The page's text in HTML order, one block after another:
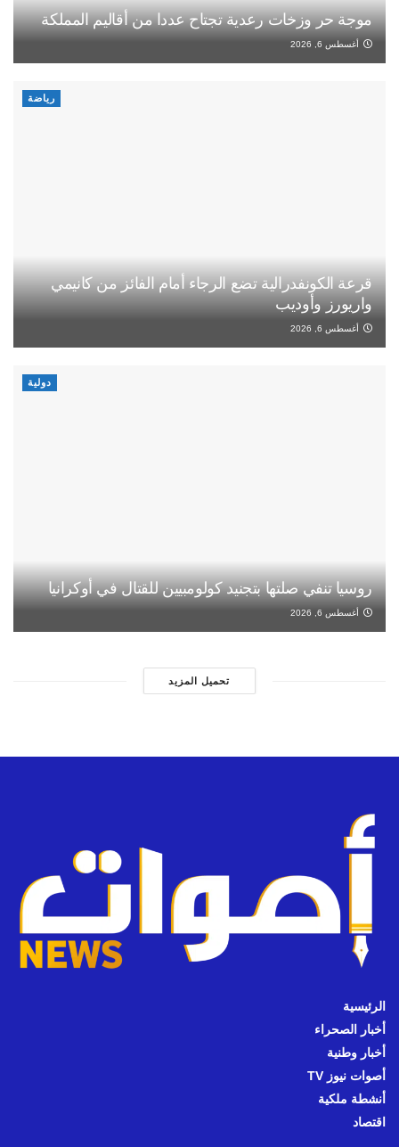
موجة حر وزخات رعدية تجتاح عددا من أقاليم المملكة
أغسطس 6, 2026
رياضة
قرعة الكونفدرالية تضع الرجاء أمام الفائز من كانيمي
واريورز وأوديب
أغسطس 6, 2026
دولية
روسيا تنفي صلتها بتجنيد كولومبيين للقتال في أوكرانيا
أغسطس 6, 2026
تحميل المزيد
الرئيسية
أخبار الصحراء
أخبار وطنية
أصوات نيوز TV
أنشطة ملكية
اقتصاد